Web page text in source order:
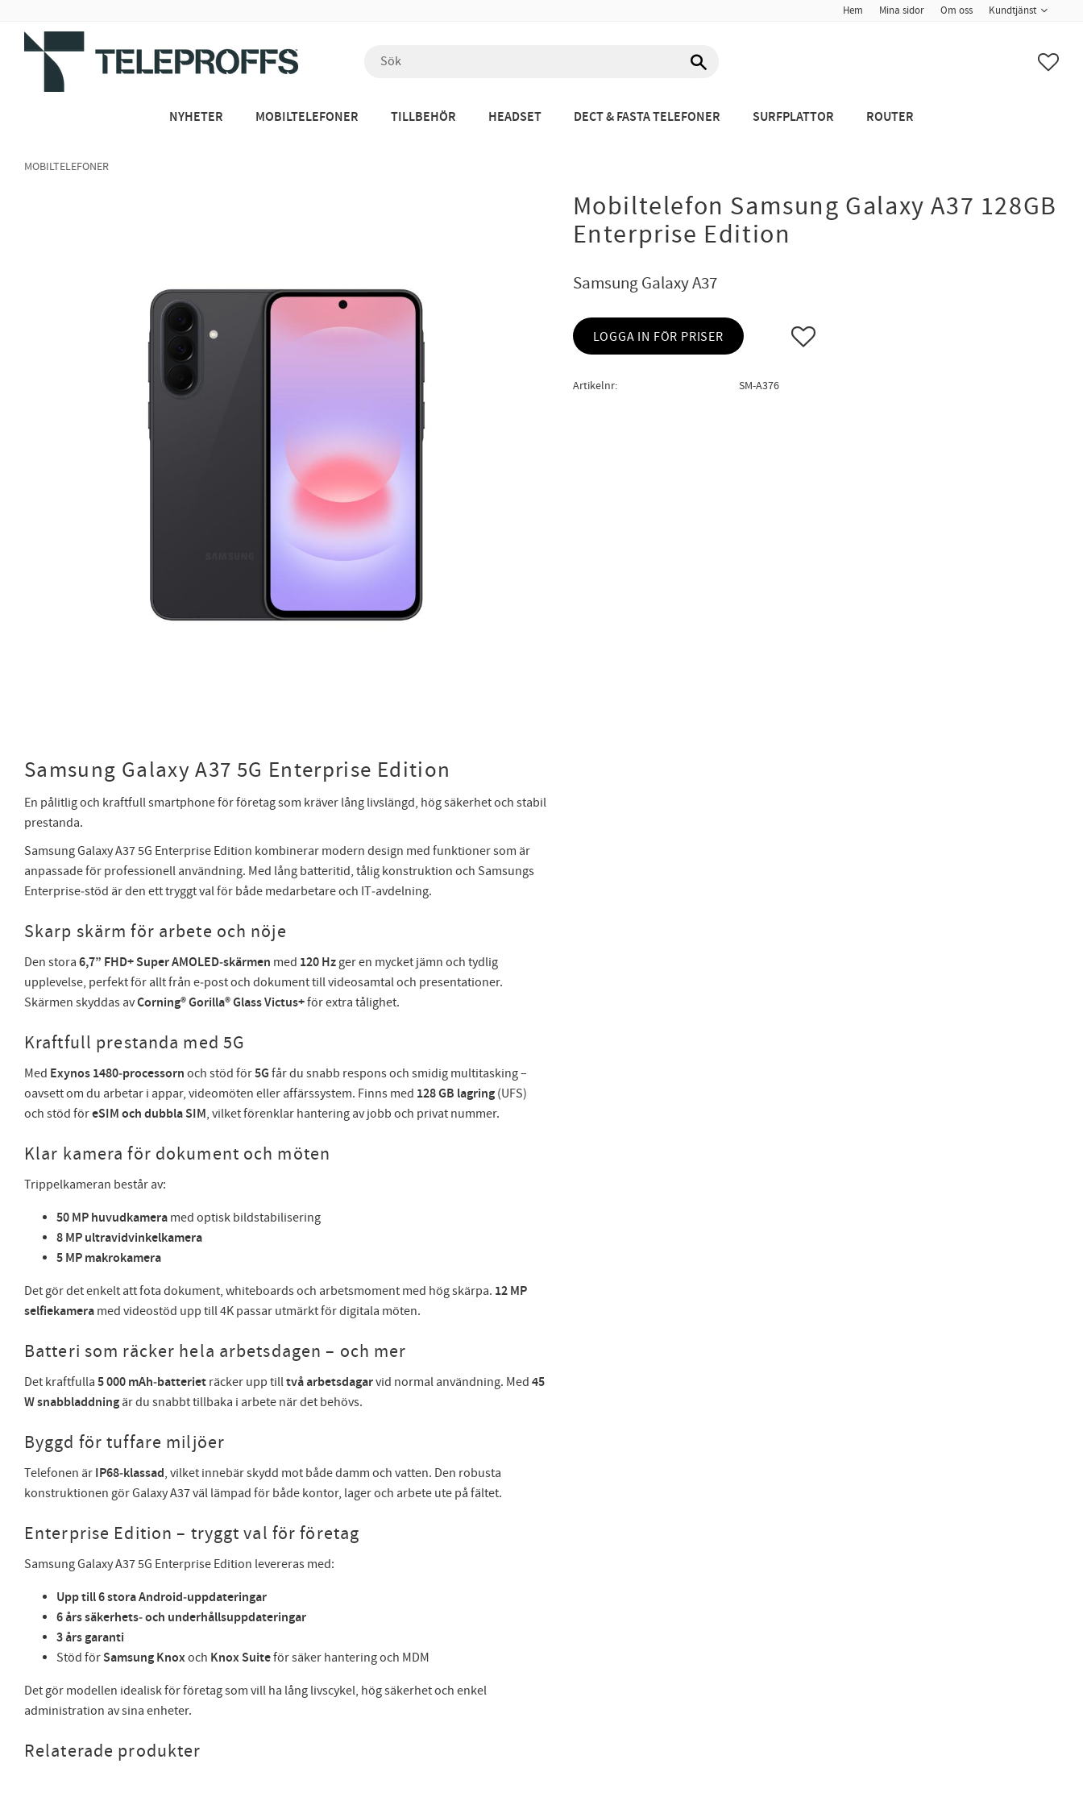
Hem Mina sidor Om oss Kundtjänst
NYHETER MOBILTELEFONER TILLBEHÖR HEADSET DECT & FASTA TELEFONER SURFPLATTOR ROUTER
MOBILTELEFONER
Mobiltelefon Samsung Galaxy A37 128GB
Enterprise Edition
Samsung Galaxy A37
LOGGA IN FÖR PRISER Lägg till i favoriter
Artikelnr SM-A376
Samsung Galaxy A37 5G Enterprise Edition
En pålitlig och kraftfull smartphone för företag som kräver lång livslängd, hög säkerhet och stabil
prestanda.
Samsung Galaxy A37 5G Enterprise Edition kombinerar modern design med funktioner som är
anpassade för professionell användning. Med lång batteritid, tålig konstruktion och Samsungs
Enterprise‑stöd är den ett tryggt val för både medarbetare och IT‑avdelning.
Skarp skärm för arbete och nöje
Den stora 6,7” FHD+ Super AMOLED‑skärmen med 120 Hz ger en mycket jämn och tydlig
upplevelse, perfekt för allt från e‑post och dokument till videosamtal och presentationer.
Skärmen skyddas avCorning® Gorilla® Glass Victus+för extra tålighet.
Kraftfull prestanda med 5G
Med Exynos 1480‑processorn och stöd för5G får du snabb respons och smidig multitasking –
oavsett om du arbetar i appar, videomöten eller affärssystem. Finns med 128 GB lagring (UFS)
och stöd föreSIM och dubbla SIM, vilket förenklar hantering av jobb och privat nummer.
Klar kamera för dokument och möten
Trippelkameran består av:
50 MP huvudkamera med optisk bildstabilisering
8 MP ultravidvinkelkamera
5 MP makrokamera
Det gör det enkelt att fota dokument, whiteboards och arbetsmoment med hög skärpa. 12 MP
selfiekamera med videostöd upp till 4K passar utmärkt för digitala möten.
Batteri som räcker hela arbetsdagen – och mer
Det kraftfulla 5 000 mAh‑batteriet räcker upp tilltvå arbetsdagarvid normal användning. Med 45
W snabbladdning är du snabbt tillbaka i arbete när det behövs.
Byggd för tuffare miljöer
Telefonen är IP68‑klassad, vilket innebär skydd mot både damm och vatten. Den robusta
konstruktionen gör Galaxy A37 väl lämpad för både kontor, lager och arbete ute på fältet.
Enterprise Edition – tryggt val för företag
Samsung Galaxy A37 5G Enterprise Edition levereras med:
Upp till 6 stora Android‑uppdateringar
6 års säkerhets‑ och underhållsuppdateringar
3 års garanti
Stöd för Samsung Knoxoch Knox Suiteför säker hantering och MDM
Det gör modellen idealisk för företag som vill ha lång livscykel, hög säkerhet och enkel
administration av sina enheter.
Relaterade produkter